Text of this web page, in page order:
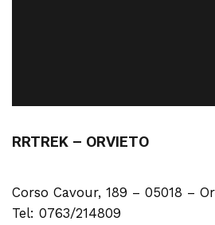
RRTREK – ORVIETO
Corso Cavour, 189 – 05018 –
Tel: 0763/214809